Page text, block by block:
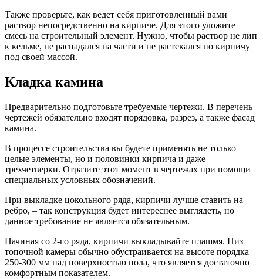
Также проверьте, как ведет себя приготовленный вами
раствор непосредственно на кирпиче. Для этого уложите
смесь на строительный элемент. Нужно, чтобы раствор не лип
к кельме, не распадался на части и не растекался по кирпичу
под своей массой.
Кладка камина
Предварительно подготовьте требуемые чертежи. В перечень
чертежей обязательно входят порядовка, разрез, а также фасад
камина.
В процессе строительства вы будете применять не только
целые элементы, но и половинки кирпича и даже
трехчетверки. Отразите этот момент в чертежах при помощи
специальных условных обозначений.
При выкладке цокольного ряда, кирпичи лучше ставить на
ребро, – так конструкция будет интереснее выглядеть, но
данное требование не является обязательным.
Начиная со 2-го ряда, кирпичи выкладывайте плашмя. Низ
топочной камеры обычно обустраивается на высоте порядка
250-300 мм над поверхностью пола, что является достаточно
комфортным показателем.